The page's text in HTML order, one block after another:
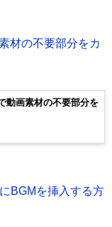
材の不要部分をカ
動画素材の不要部分を
BGMを挿入する方